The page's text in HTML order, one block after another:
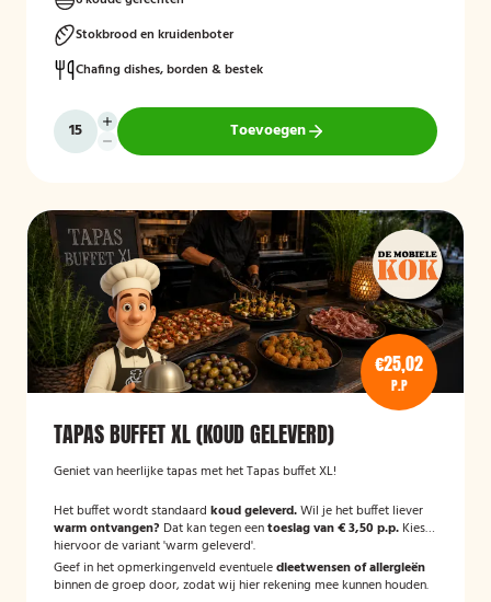
Stokbrood en kruidenboter
Chafing dishes, borden & bestek
Toevoegen
€25,02
P.P
TAPAS BUFFET XL (KOUD GELEVERD)
Geniet van heerlijke tapas met het Tapas buffet XL!
Het buffet wordt standaard koud geleverd.Wil je het buffet liever
warm ontvangen? Dat kan tegen eentoeslag van € 3,50 p.p. Kies
hiervoor de variant 'warm geleverd'.
Geef in het opmerkingenveld eventueledieetwensen of allergieën
binnen de groep door, zodat wij hier rekening mee kunnen houden.